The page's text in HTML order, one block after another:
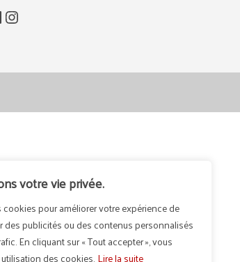
votre vie privée.
pour améliorer votre expérience de
des publicités ou des contenus personnalisés
En cliquant sur « Tout accepter », vous
des cookies.Lire la suite
Instagram